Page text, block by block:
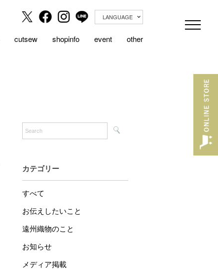
LANGUAGE
cutsew shopinfo event other
カテゴリー
すべて
お伝えしたいこと
遠州織物のこと
お知らせ
メディア掲載